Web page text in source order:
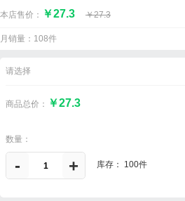
本店售价： ￥27.3 ￥27.3
月销量：108件
请选择
商品总价： ￥27.3
数量：
- + 库存： 100件